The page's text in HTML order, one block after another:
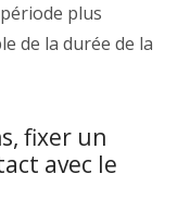
plus
de la durée de la
fixer un
avec le